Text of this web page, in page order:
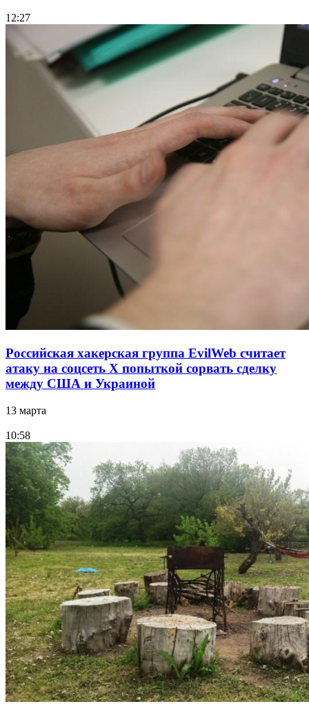
12:27
Российская хакерская группа EvilWeb считает
атаку на соцсеть Х попыткой сорвать сделку
между США и Украиной
13 марта
10:58